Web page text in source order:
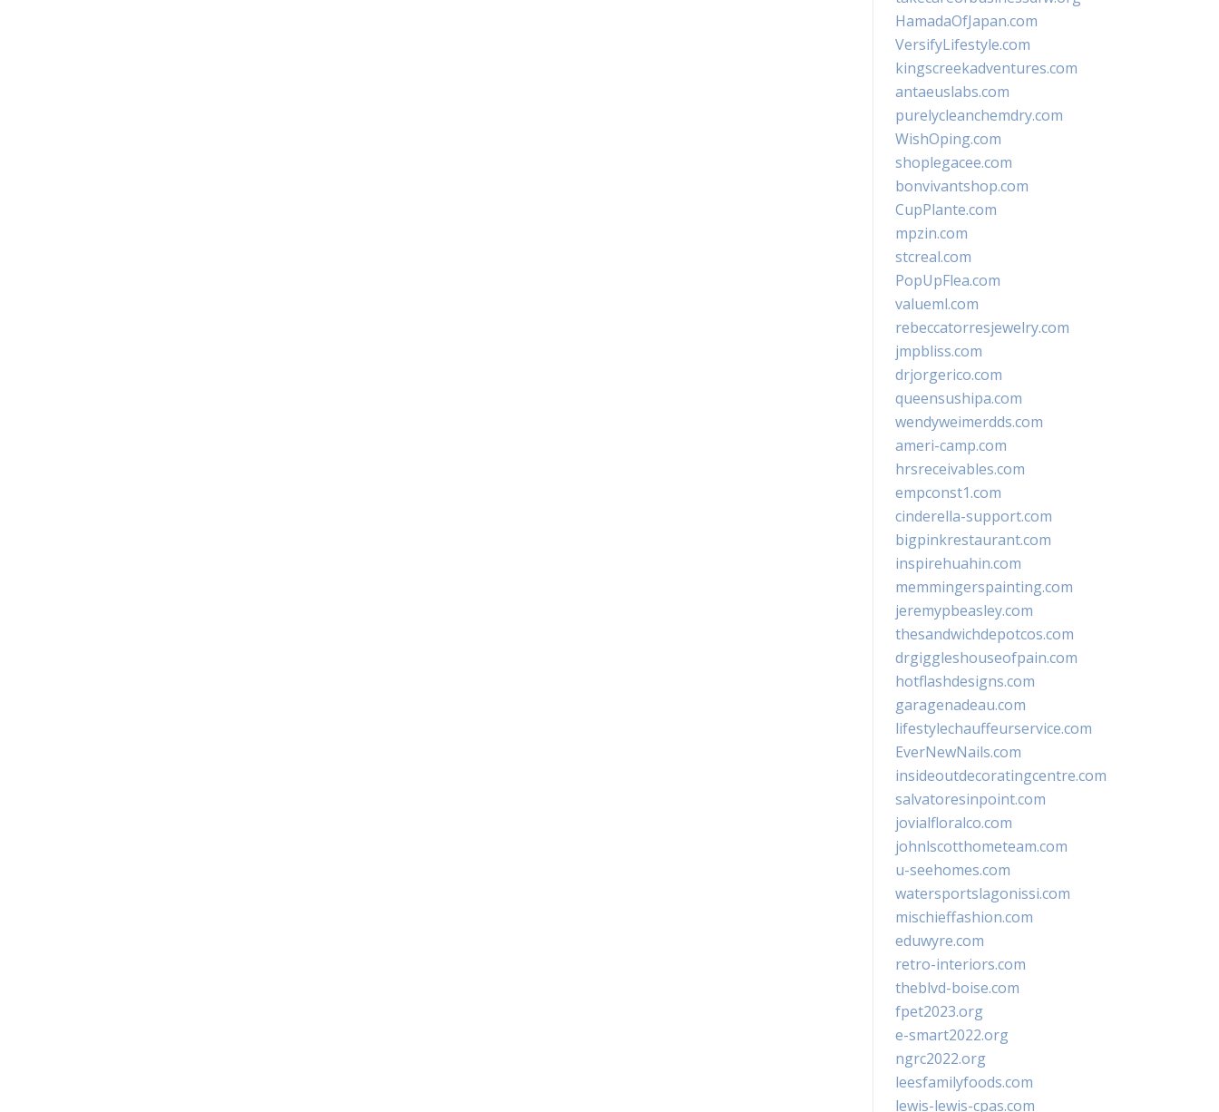
HamadaOfJapan.com
VersifyLifestyle.com
kingscreekadventures.com
antaeuslabs.com
purelycleanchemdry.com
WishOping.com
shoplegacee.com
bonvivantshop.com
CupPlante.com
mpzin.com
stcreal.com
PopUpFlea.com
valueml.com
rebeccatorresjewelry.com
jmpbliss.com
drjorgerico.com
queensushipa.com
wendyweimerdds.com
ameri-camp.com
hrsreceivables.com
empconst1.com
cinderella-support.com
bigpinkrestaurant.com
inspirehuahin.com
memmingerspainting.com
jeremypbeasley.com
thesandwichdepotcos.com
drgiggleshouseofpain.com
hotflashdesigns.com
garagenadeau.com
lifestylechauffeurservice.com
EverNewNails.com
insideoutdecoratingcentre.com
salvatoresinpoint.com
jovialfloralco.com
johnlscotthometeam.com
u-seehomes.com
watersportslagonissi.com
mischieffashion.com
eduwyre.com
retro-interiors.com
theblvd-boise.com
fpet2023.org
e-smart2022.org
ngrc2022.org
leesfamilyfoods.com
lewis-lewis-cpas.com